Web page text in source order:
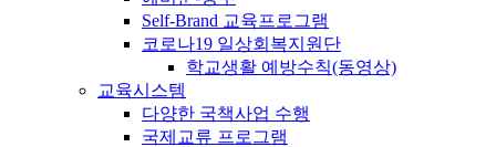
Self-Brand 교육프로그램
코로나19 일상회복지원단
학교생활 예방수칙(동영상)
교육시스템
다양한 국책사업 수행
국제교류 프로그램